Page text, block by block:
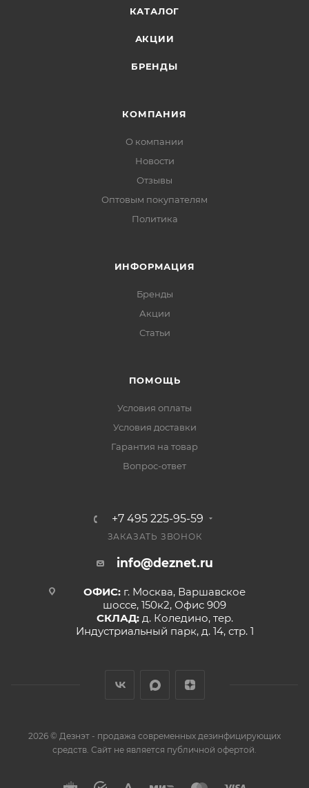
КАТАЛОГ
АКЦИИ
БРЕНДЫ
КОМПАНИЯ
О компании
Новости
Отзывы
Оптовым покупателям
Политика
ИНФОРМАЦИЯ
Бренды
Акции
Статьи
ПОМОЩЬ
Условия оплаты
Условия доставки
Гарантия на товар
Вопрос-ответ
+7 495 225-95-59
ЗАКАЗАТЬ ЗВОНОК
info@deznet.ru
ОФИС: г. Москва, Варшавское
шоссе, 150к2, Офис 909
СКЛАД: д. Коледино, тер.
Индустриальный парк, д. 14, стр. 1
2026 © Дезнэт - продажа современных дезинфицирующих
средств. Сайт не является публичной офертой.